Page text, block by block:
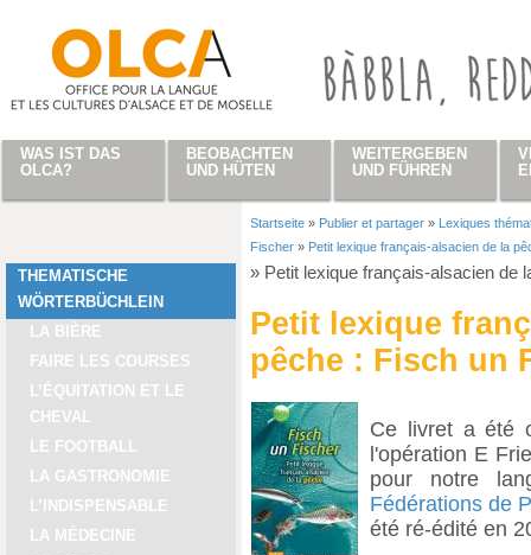
THEMATISCHE
WÖRTERBÜCHLEIN
LA BIÈRE
FAIRE LES COURSES
L’ÉQUITATION ET LE
CHEVAL
LE FOOTBALL
LA GASTRONOMIE
L’INDISPENSABLE
LA MÉDECINE
Sie sind hier
Startseite » Publier et partager » Lexiques
Fischer » Petit lexique français-alsacien de la
» Petit lexique français-alsacien de
Petit lexique
pêche : Fisch un
Ce livret a été
l'opération E
pour notre
Fédérations de
été ré-édité en
WAS IST DAS
OLCA?
BEOBACHTEN
UND HÜTEN
WEITERGEBEN
UND FÜHREN